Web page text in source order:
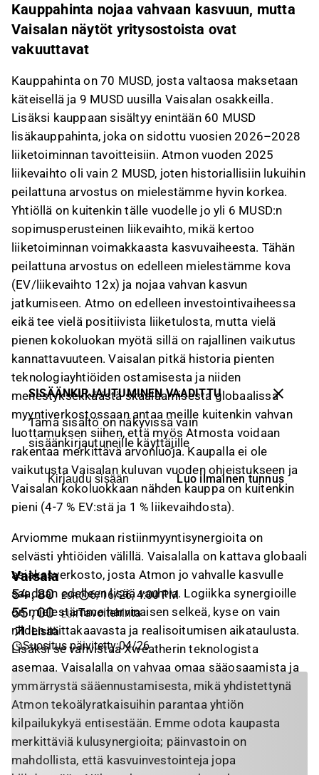
Kauppahinta nojaa vahvaan kasvuun, mutta
Vaisalan näytöt yritysostoista ovat
vakuuttavat
Kauppahinta on 70 MUSD, josta valtaosa maksetaan
käteisellä ja 9 MUSD uusilla Vaisalan osakkeilla.
Lisäksi kauppaan sisältyy enintään 60 MUSD
lisäkauppahinta, joka on sidottu vuosien 2026–2028
liiketoiminnan tavoitteisiin. Atmon vuoden 2025
liikevaihto oli vain 2 MUSD, joten historiallisiin lukuihin
peilattuna arvostus on mielestämme hyvin korkea.
Yhtiöllä on kuitenkin tälle vuodelle jo yli 6 MUSD:n
sopimusperusteinen liikevaihto, mikä kertoo
liiketoiminnan voimakkaasta kasvuvaiheesta. Tähän
peilattuna arvostus on edelleen mielestämme kova
(EV/liikevaihto 12x) ja nojaa vahvan kasvun
jatkumiseen. Atmo on edelleen investointivaiheessa
eikä tee vielä positiivista liiketulosta, mutta vielä
pienen kokoluokan myötä sillä on rajallinen vaikutus
kannattavuuteen. Vaisalan pitkä historia pienten
teknologiayhtiöiden ostamisesta ja niiden
menestyksekkäästä skaalaamisesta globaalissa
myyntiverkostossaan antaa meille kuitenkin vahvan
luottamuksen siihen, että myös Atmosta voidaan
rakentaa merkittävä arvonluoja. Kaupalla ei ole
vaikutusta Vaisalan kuluvan vuoden ohjeistukseen ja
Vaisalan kokoluokkaan nähden kauppa on kuitenkin
pieni (4-7 % EV:stä ja 1 % liikevaihdosta).
Arviomme mukaan ristiinmyyntisynergioita on
selvästi yhtiöiden välillä. Vaisalalla on kattava globaali
asiakasverkosto, josta Atmon jo vahvalle kasvulle
saadaan edelleen lisää vauhtia. Logiikka synergioille
on mielestämme harvinaisen selkeä, kyse on vain
niiden mittakaavasta ja realisoitumisen aikataulusta.
Lisäksi se vahvistaa Xweatherin teknologista
asemaa. Vaisalalla on vahvaa omaa sääosaamista ja
ymmärrystä sääennustamisesta, mikä yhdistettynä
Atmon tekoälyratkaisuihin parantaa yhtiön
kilpailukykyä entisestään. Emme odota kaupasta
merkittäviä kulusynergioita; päinvastoin on
mahdollista, että kasvuinvestointeja jopa
SISÄÄNKIRJAUTUMINEN VAADITTU
Tämä sisältö on näkyvissä vain
sisäänkirjautuneille käyttäjille
Kirjaudu sisään Luo ilmainen tunnus
Vaisala
54,80 EUR 6/16/26, 4:00 PM
55,00 EURTavoitehinta
Lisää
Suositus päivitetty:04/26